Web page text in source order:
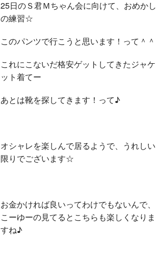
25日のＳ君Ｍちゃん会に向けて、おめかし
の練習☆
このパンツで行こうと思います！って＾＾
これにこないだ格安ゲットしてきたジャケ
ット着てー
あとは靴を探してきます！って♪
オシャレを楽しんで居るようで、うれしい
限りでございます☆
お金かければ良いってわけでもないんで、
こーゆーの見てるとこちらも楽しくなりま
すね♪